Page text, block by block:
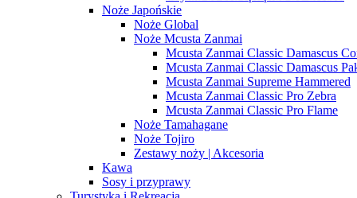
Noże Japońskie
Noże Global
Noże Mcusta Zanmai
Mcusta Zanmai Classic Damascus
Mcusta Zanmai Classic Damascus
Mcusta Zanmai Supreme Hammered
Mcusta Zanmai Classic Pro Zebra
Mcusta Zanmai Classic Pro Flame
Noże Tamahagane
Noże Tojiro
Zestawy noży | Akcesoria
Kawa
Sosy i przyprawy